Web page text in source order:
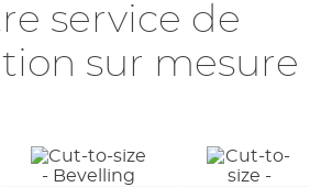
service de
sur mesure